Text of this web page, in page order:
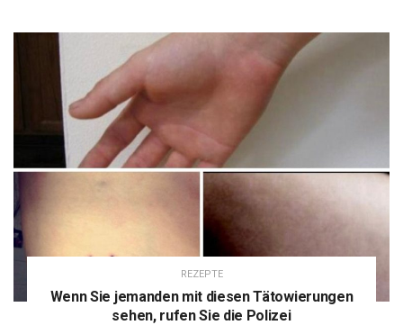
REZEPTE
Wenn Sie jemanden mit diesen Tätowierungen
sehen, rufen Sie die Polizei